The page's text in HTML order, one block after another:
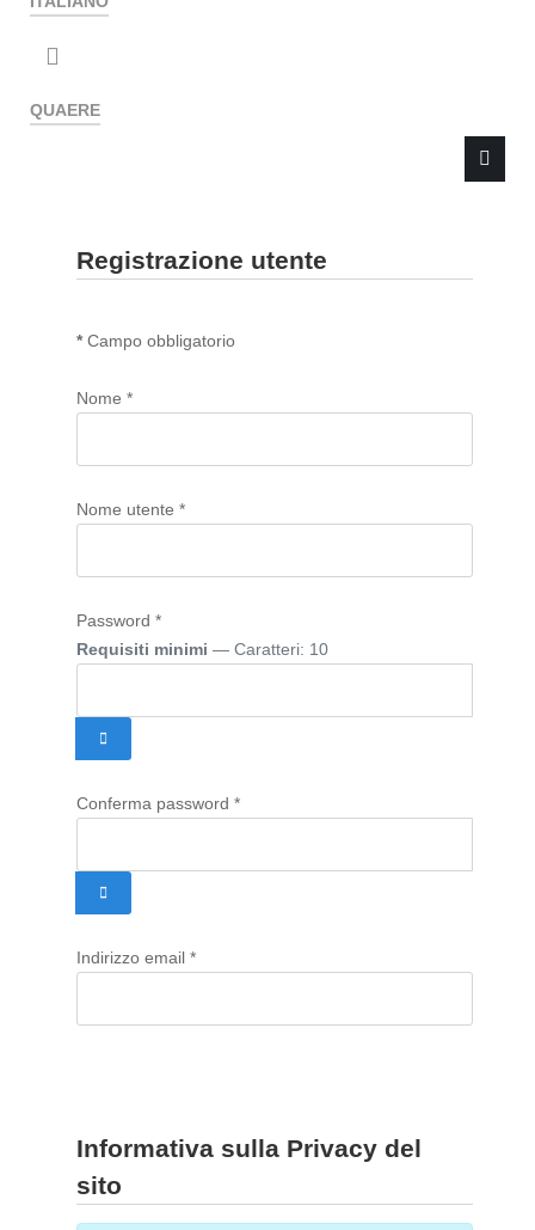
QUAERE
Registrazione utente
*Campo obbligatorio
Nome *
Nome utente *
Password *
Requisiti minimi — Caratteri: 10
Conferma password *
Indirizzo email *
Informativa sulla Privacy del
sito